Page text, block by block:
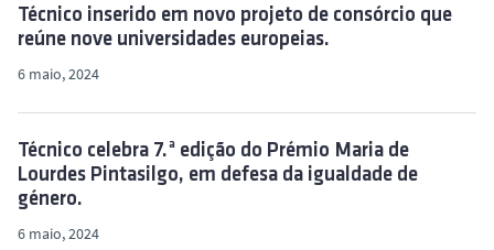
Técnico inserido em novo projeto de consórcio que
reúne nove universidades europeias.
6 maio, 2024
Técnico celebra 7.ª edição do Prémio Maria de
Lourdes Pintasilgo, em defesa da igualdade de
género.
6 maio, 2024